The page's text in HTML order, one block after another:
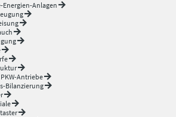
Anlagen
Antriebe
Bilanzierung